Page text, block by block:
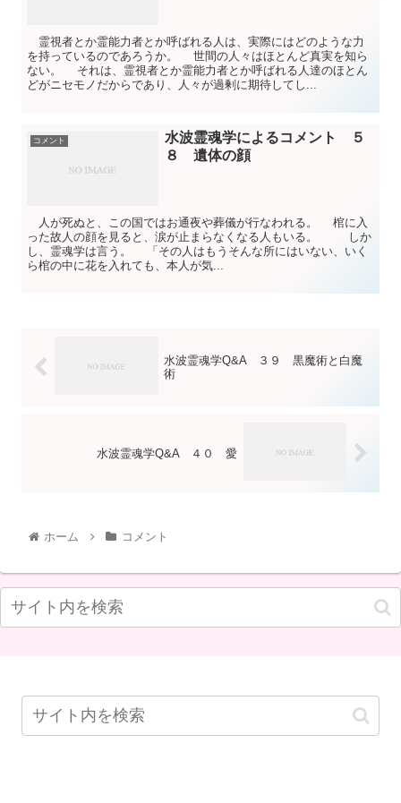
霊視者とか霊能力者とか呼ばれる人は、実際にはどのような力
を持っているのであろうか。 世間の人々はほとんど真実を知ら
ない。 それは、霊視者とか霊能力者とか呼ばれる人達のほとん
どがニセモノだからであり、人々が過剰に期待してし...
コメント
水波霊魂学によるコメント ５
８ 遺体の顔
人が死ぬと、この国ではお通夜や葬儀が行なわれる。 棺に入
った故人の顔を見ると、涙が止まらなくなる人もいる。 しか
し、霊魂学は言う。 「その人はもうそんな所にはいない、いく
ら棺の中に花を入れても、本人が気...
水波霊魂学Q&A ３９ 黒魔術と白魔
術
水波霊魂学Q&A ４０ 愛
ホーム コメント